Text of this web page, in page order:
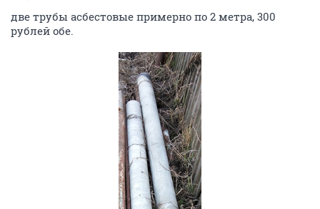
две трубы асбестовые примерно по 2 метра, 300
рублей обе.